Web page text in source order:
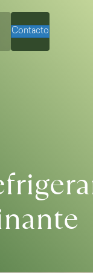
Contacto